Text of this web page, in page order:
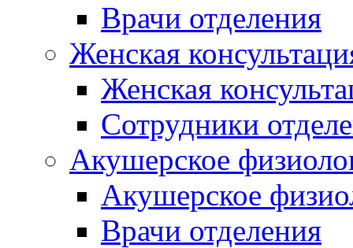
Врачи отделения
Женская
Женская
Сотрудники
Акушерское
Акушерское
Врачи отделения